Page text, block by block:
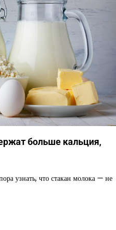
больше кальция,
узнать, что стакан молока — не